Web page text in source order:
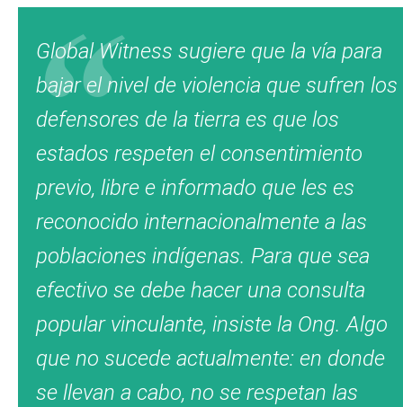
Global Witness sugiere que la vía para
bajar el nivel de violencia que sufren los
defensores de la tierra es que los
estados respeten el consentimiento
previo, libre e informado que les es
reconocido internacionalmente a las
poblaciones indígenas. Para que sea
efectivo se debe hacer una consulta
popular vinculante, insiste la Ong. Algo
que no sucede actualmente: en donde
se llevan a cabo, no se respetan las